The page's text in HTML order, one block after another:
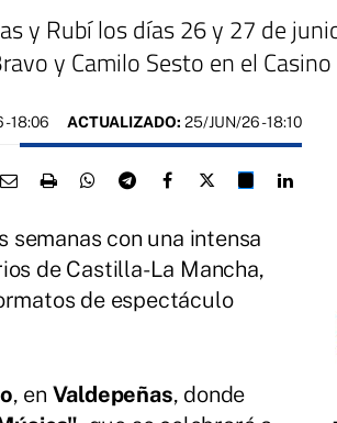
y Rubí los días 26 y 27 de
y Camilo Sesto en el Casino
- 18:06 ACTUALIZADO: 25/JUN/26 - 18:10
semanas con una intensa
de Castilla-La Mancha,
de espectáculo
, en Valdepeñas, donde